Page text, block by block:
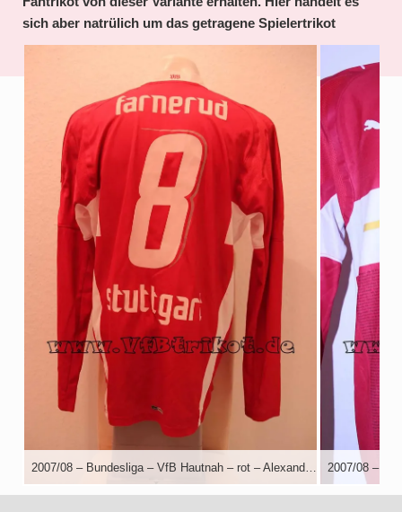
sich aber natrülich um das getragene Spielertrikot